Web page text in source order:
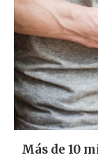
Más de 10